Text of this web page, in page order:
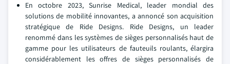
En octobre 2023, Sunrise Medical, leader mondial des
solutions de mobilité innovantes, a annoncé son acquisition
stratégique de Ride Designs. Ride Designs, un leader
renommé dans les systèmes de sièges personnalisés haut de
gamme pour les utilisateurs de fauteuils roulants, élargira
considérablement les offres de sièges personnalisés de